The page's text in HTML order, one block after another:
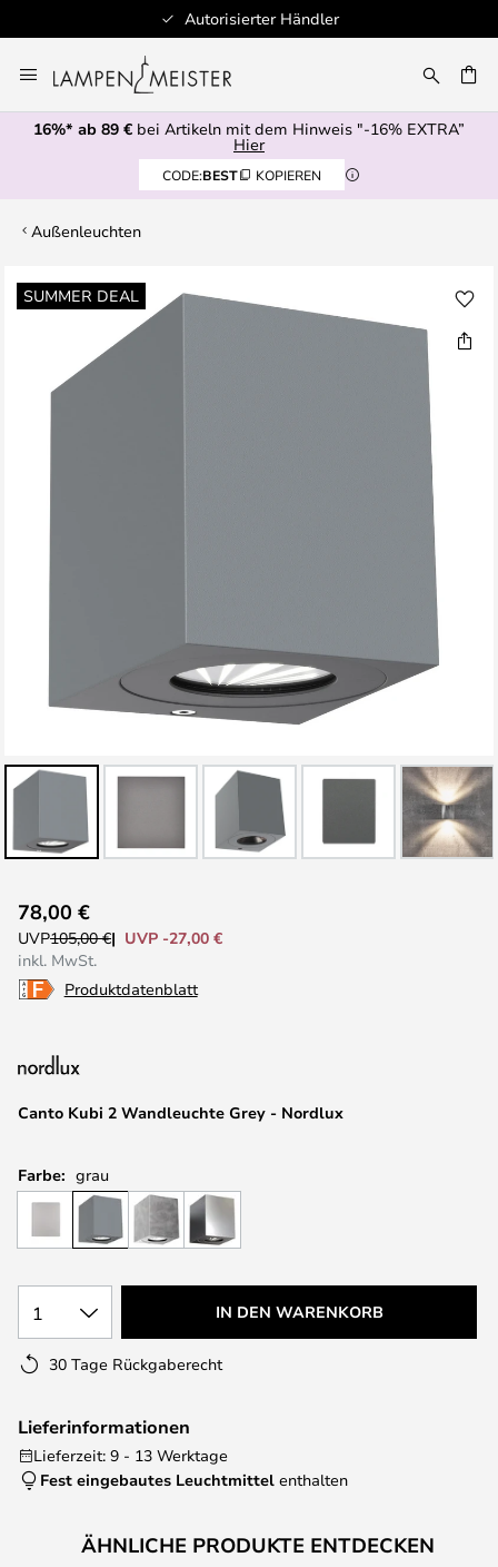
Autorisierter Händler
Inhalt
springen
16%* ab 89 € bei Artikeln mit dem Hinweis "-16% EXTRA”
Hier
CODE:BEST KOPIEREN
Außenleuchten
SUMMER DEAL
Zum
Ende
Bildgalerie
springen
Anfang
der
Bildgalerie
springen
Canto Kubi 2 Wandleuchte Grey - Nordlux
78,00 €
UVP105,00 €
UVP -27,00 €
inkl. MwSt.
Produktdatenblatt
Farbe: grau
1 IN DEN WARENKORB
30 Tage Rückgaberecht
Lieferinformationen
Lieferzeit: 9 - 13 Werktage
Fest eingebautes Leuchtmittel enthalten
ÄHNLICHE PRODUKTE ENTDECKEN